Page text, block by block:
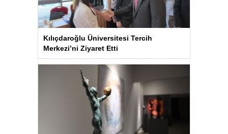
Kılıçdaroğlu Üniversitesi Tercih
Merkezi’ni Ziyaret Etti